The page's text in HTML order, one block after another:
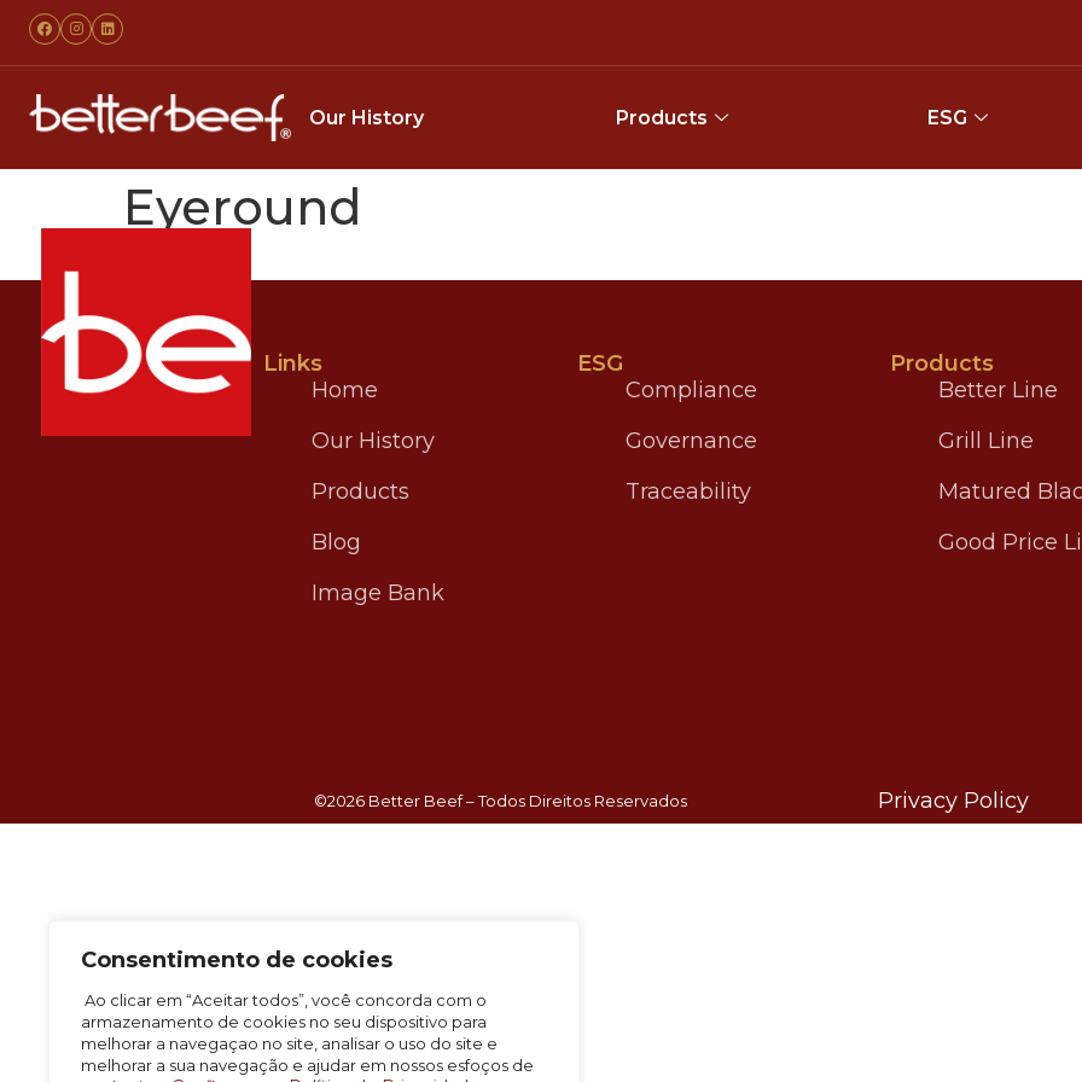
Consentimento de cookies
Ao clicar em “Aceitar todos”, você concorda com o
armazenamento de cookies no seu dispositivo para
melhorar a navegaçao no site, analisar o uso do site e
melhorar a sua navegação e ajudar em nossos esfoços de
Our History Products ESG
Eyeround
Links
Home
Our History
Products
Blog
Image Bank
ESG
Compliance
Governance
Traceability
Products
Better Line
Grill Line
Matured
Good Price
©2026 Better Beef – Todos Direitos Reservados Privacy Policy